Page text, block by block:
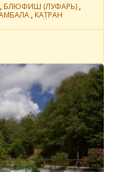
, БЛЮФИШ (ЛУФАРЬ) ,
, КАТРАН
,САРГАН,